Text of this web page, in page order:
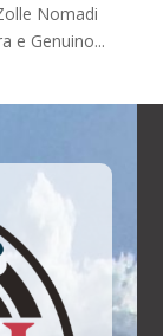
Nomadi
e Genuino...